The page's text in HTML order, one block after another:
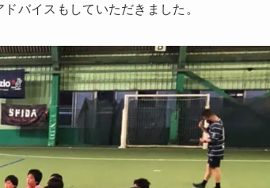
バイスもしていただきました。